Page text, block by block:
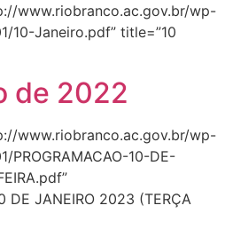
www.riobranco.ac.gov.br/wp-
10-Janeiro.pdf” title=”10
de 2022
www.riobranco.ac.gov.br/wp-
10-DE-
DE JANEIRO 2023 (TERÇA